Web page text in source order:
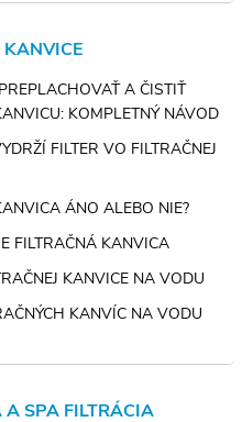
KANVICE
A ČISTIŤ
KOMPLETNÝ NÁVOD
FILTER VO FILTRAČNEJ
ÁNO ALEBO NIE?
FILTRAČNÁ KANVICA
KANVICE NA VODU
KANVÍC NA VODU
A SPA FILTRÁCIA